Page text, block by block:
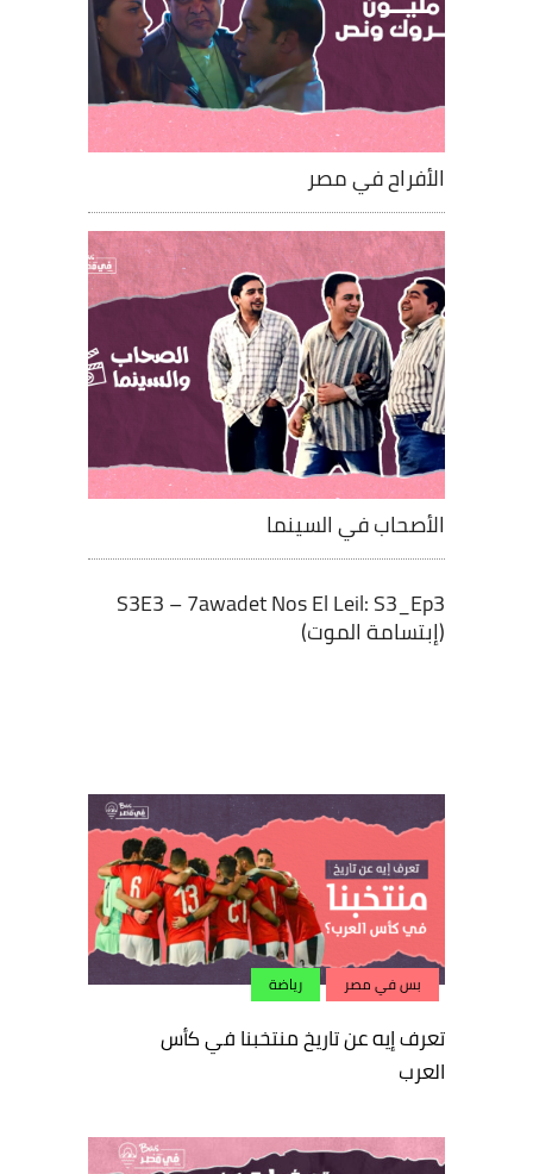
الأفراح في مصر
الأصحاب في السينما
S3E3 – 7awadet Nos El Leil: S3_Ep3
(إبتسامة الموت)
بس في مصر رياضة
تعرف إيه عن تاريخ منتخبنا في كأس
العرب